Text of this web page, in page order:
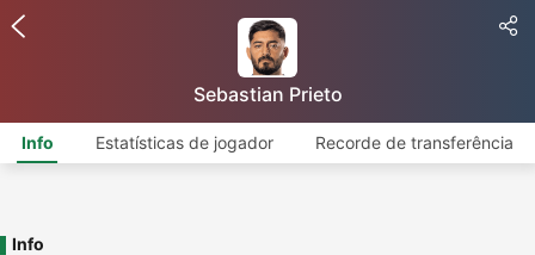
Sebastian Prieto
Info Estatísticas de jogador Recorde de transferência
Info